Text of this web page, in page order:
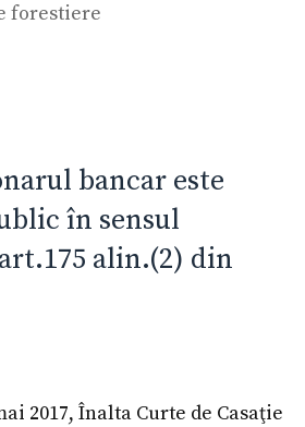
forestiere
bancar este
în sensul
alin.(2) din
2017, Înalta Curte de Casaţie